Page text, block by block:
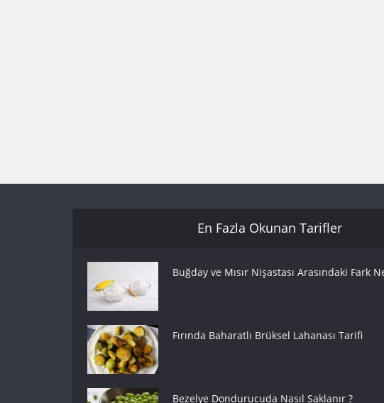
En Fazla Okunan Tarifler
Buğday ve Mısır Nişastası Arasındaki Fark
Fırında Baharatlı Brüksel Lahanası Tarifi
Bezelye Dondurucuda Nasıl Saklanır ?